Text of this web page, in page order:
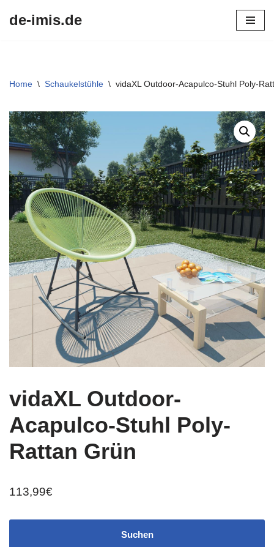
de-imis.de
Home \ Schaukelstühle \ vidaXL Outdoor-Acapulco-Stuhl Poly-
vidaXL Outdoor-
Acapulco-Stuhl Poly-
Rattan Grün
113,99€
Suchen